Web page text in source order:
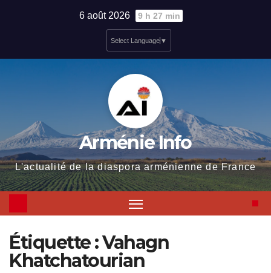
6 août 2026 9 h 27 min
Select Language ▼
Arménie Info
L'actualité de la diaspora arménienne de France
Étiquette :Vahagn
Khatchatourian